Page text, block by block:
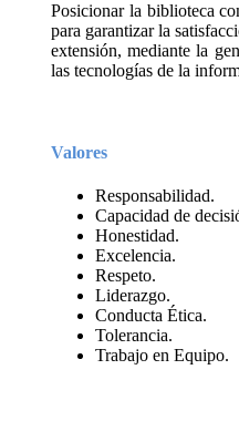
Posicionar la biblioteca
para garantizar la
extensión, mediante la
las tecnologías de la
Valores
Responsabilidad.
Capacidad de
Honestidad.
Excelencia.
Respeto.
Liderazgo.
Conducta Ética.
Tolerancia.
Trabajo en Equipo.